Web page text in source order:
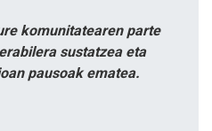
komunitatearen parte
sustatzea eta
pausoak ematea.